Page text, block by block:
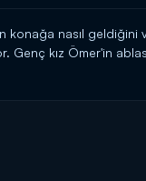
konağa nasıl geldiğini
Genç kız Ömer'in
düşünüyor.